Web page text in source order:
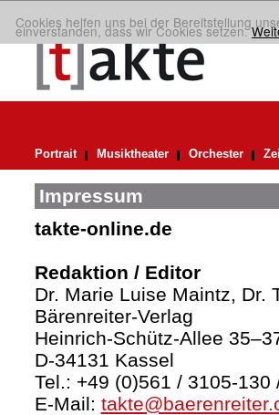
Cookies helfen uns bei der Bereitstellung
einverstanden, dass wir Cookies setzen.
Portrait Musiktheater Orchester
Impressum
takte-online.de
Redaktion / Editor
Dr. Marie Luise Maintz, Dr.
Bärenreiter-Verlag
Heinrich-Schütz-Allee
D-34131 Kassel
Tel.: +49 (0)561 / 3105-
E-Mail: